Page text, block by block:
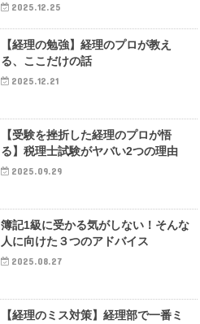
2025.12.25
【経理の勉強】経理のプロが教え
る、ここだけの話
2025.12.21
【受験を挫折した経理のプロが悟
る】税理士試験がヤバい2つの理由
2025.09.29
簿記1級に受かる気がしない！そんな
人に向けた３つのアドバイス
2025.08.27
【経理のミス対策】経理部で一番ミ